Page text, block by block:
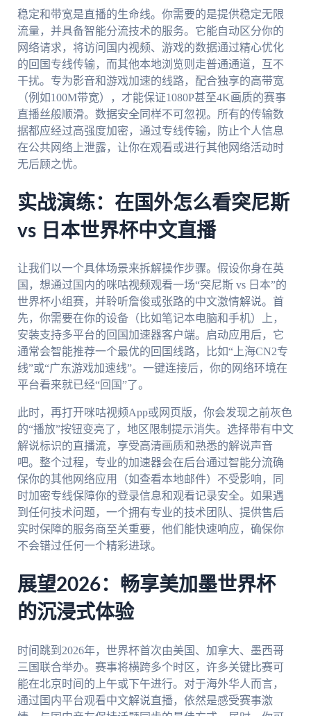
稳定和带宽是直播的生命线。你需要的是提供稳定无限
流量，并具备智能分流技术的服务。它能自动区分你的
网络请求，将访问国内视频、游戏的数据通过精心优化
的回国专线传输，而其他本地浏览则走普通通道，互不
干扰。专为影音和游戏加速的线路，配合独享的高带宽
（例如100M带宽），才能保证1080P甚至4K画质的赛事
直播丝般顺滑。数据安全同样不可忽视。所有的传输数
据都应经过高强度加密，通过专线传输，防止个人信息
在公共网络上泄露，让你在观看或进行其他网络活动时
无后顾之忧。
实战演练：在国外怎么看突尼斯
vs 日本世界杯中文直播
让我们以一个具体场景来拆解操作步骤。假设你身在英
国，想通过国内的咪咕视频观看一场“突尼斯 vs 日本”的
世界杯小组赛，并聆听詹俊或张路的中文激情解说。首
先，你需要在你的设备（比如笔记本电脑和手机）上，
安装支持多平台的回国加速器客户端。启动应用后，它
通常会智能推荐一个最优的回国线路，比如“上海CN2专
线”或“广东游戏加速线”。一键连接后，你的网络环境在
平台看来就已经“回国”了。
此时，再打开咪咕视频App或网页版，你会发现之前灰色
的“播放”按钮变亮了，地区限制提示消失。选择带有中文
解说标识的直播流，享受高清画质和熟悉的解说声音
吧。整个过程，专业的加速器会在后台通过智能分流确
保你的其他网络应用（如查看本地邮件）不受影响，同
时加密专线保障你的登录信息和观看记录安全。如果遇
到任何技术问题，一个拥有专业的技术团队、提供售后
实时保障的服务商至关重要，他们能快速响应，确保你
不会错过任何一个精彩进球。
展望2026：畅享美加墨世界杯
的沉浸式体验
时间跳到2026年，世界杯首次由美国、加拿大、墨西哥
三国联合举办。赛事将横跨多个时区，许多关键比赛可
能在北京时间的上午或下午进行。对于海外华人而言，
通过国内平台观看中文解说直播，依然是感受赛事激